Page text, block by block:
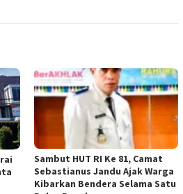
Sambut HUT RI Ke 81, Camat
Sebastianus Jandu Ajak Warga
Kibarkan Bendera Selama Satu